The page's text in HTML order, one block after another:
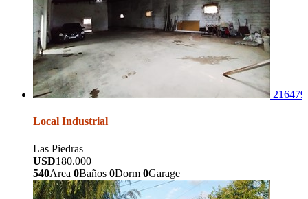
216479
Local Industrial
Las Piedras
USD180.000
540Area 0Baños 0Dorm 0Garage